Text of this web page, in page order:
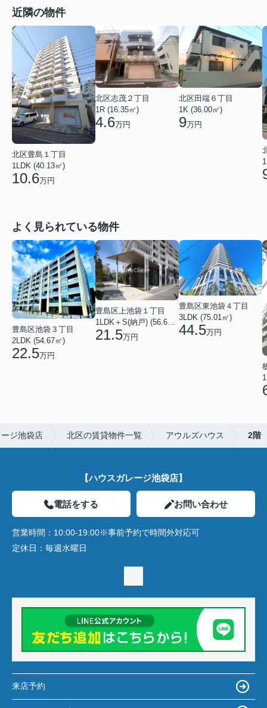
近隣の物件
北区豊島１丁目
1LDK (40.13㎡)
10.6万円
北区志茂２丁目
1R (16.35㎡)
4.6万円
北区田端６丁目
1K (36.00㎡)
9万円
よく見られている物件
豊島区池袋３丁目
2LDK (54.67㎡)
22.5万円
豊島区上池袋１丁目
21.5万円
豊島区東池袋４丁目
3LDK (75.01㎡)
44.5万円
ジ池袋店 北区の賃貸物件一覧 アウルズハウス 2階
【ハウスガレージ池袋店】
電話をする お問い合わせ
営業時間： 10:00-19:00※事前予約で時間外対応可
定休日： 毎週水曜日
来店予約